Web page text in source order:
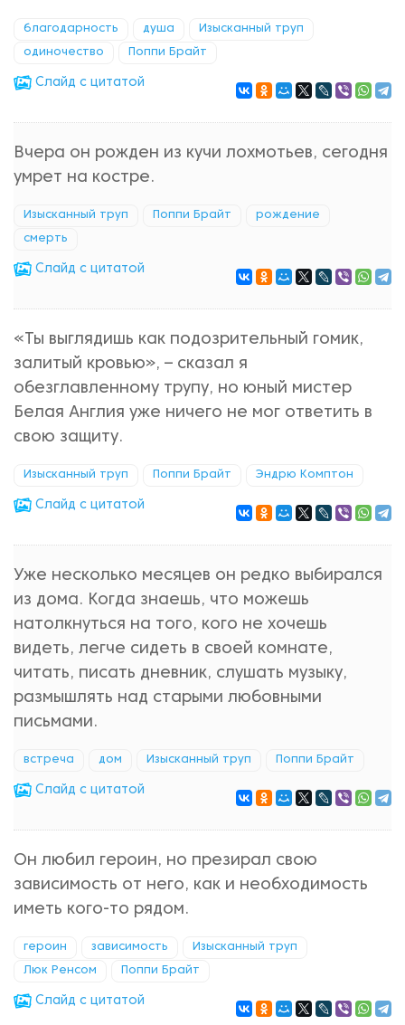
благодарность душа Изысканный труп
одиночество Поппи Брайт
Cлайд с цитатой
Вчера он рожден из кучи лохмотьев, сегодня
умрет на костре.
Изысканный труп Поппи Брайт рождение
смерть
Cлайд с цитатой
«Ты выглядишь как подозрительный гомик,
залитый кровью», – сказал я
обезглавленному трупу, но юный мистер
Белая Англия уже ничего не мог ответить в
свою защиту.
Изысканный труп Поппи Брайт Эндрю Комптон
Cлайд с цитатой
Уже несколько месяцев он редко выбирался
из дома. Когда знаешь, что можешь
натолкнуться на того, кого не хочешь
видеть, легче сидеть в своей комнате,
читать, писать дневник, слушать музыку,
размышлять над старыми любовными
письмами.
встреча дом Изысканный труп Поппи Брайт
Cлайд с цитатой
Он любил героин, но презирал свою
зависимость от него, как и необходимость
иметь кого-то рядом.
героин зависимость Изысканный труп
Люк Ренсом Поппи Брайт
Cлайд с цитатой